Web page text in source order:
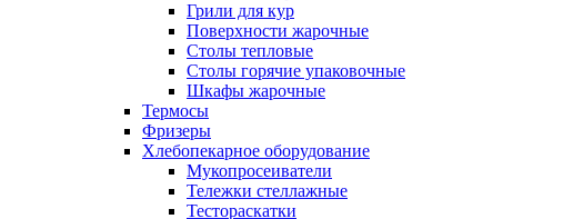
Грили для кур
Поверхности жарочные
Столы тепловые
Столы горячие упаковочные
Шкафы жарочные
Термосы
Фризеры
Хлебопекарное оборудование
Мукопросеиватели
Тележки стеллажные
Тестораскатки